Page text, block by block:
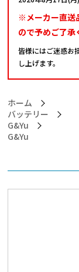
※メーカー直送
ので予めご了承
皆様にはご迷惑お
し上げます。
ホーム
バッテリー
G&Yu
>G&Yu